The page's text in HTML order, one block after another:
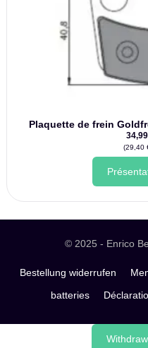
Plaquette de frein
34,99
(29,40
© 2025 - Enrico
Bestellung widerrufen
batteries